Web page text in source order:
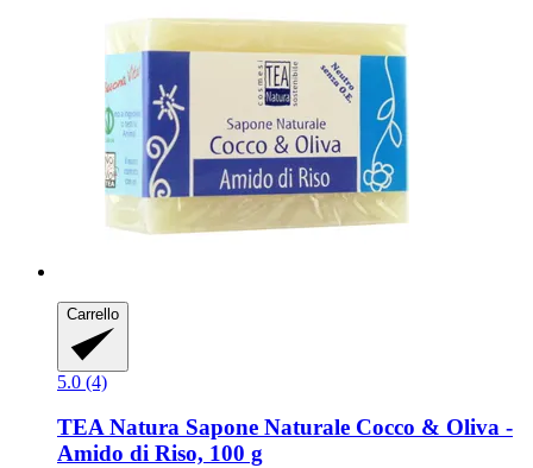
Carrello
5.0 (4)
TEA Natura Sapone Naturale Cocco & Oliva -​
Amido di Riso, 100 g